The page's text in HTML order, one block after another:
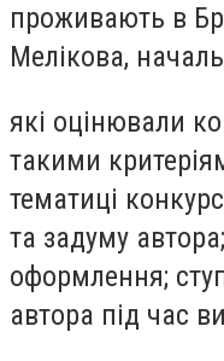
проживають в
Мелікова,
які оцінювали
такими
тематиці
та задуму
оформлення;
автора під час